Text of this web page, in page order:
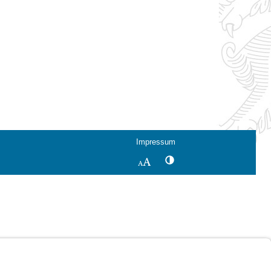
Impressum
SchriftgrößeKontrastwechsel